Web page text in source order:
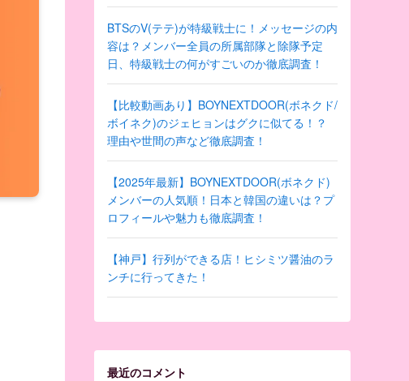
BTSのV(テテ)が特級戦士に！メッセージの内
容は？メンバー全員の所属部隊と除隊予定
日、特級戦士の何がすごいのか徹底調査！
【比較動画あり】BOYNEXTDOOR(ボネクド/
ボイネク)のジェヒョンはグクに似てる！？
理由や世間の声など徹底調査！
【2025年最新】BOYNEXTDOOR(ボネクド)
メンバーの人気順！日本と韓国の違いは？プ
ロフィールや魅力も徹底調査！
【神戸】行列ができる店！ヒシミツ醤油のラ
ンチに行ってきた！
最近のコメント